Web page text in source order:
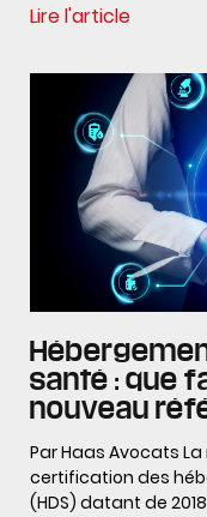
Lire l'article
santé : que
nouveau
Par Haas Avocats
certification des
(HDS) datant de